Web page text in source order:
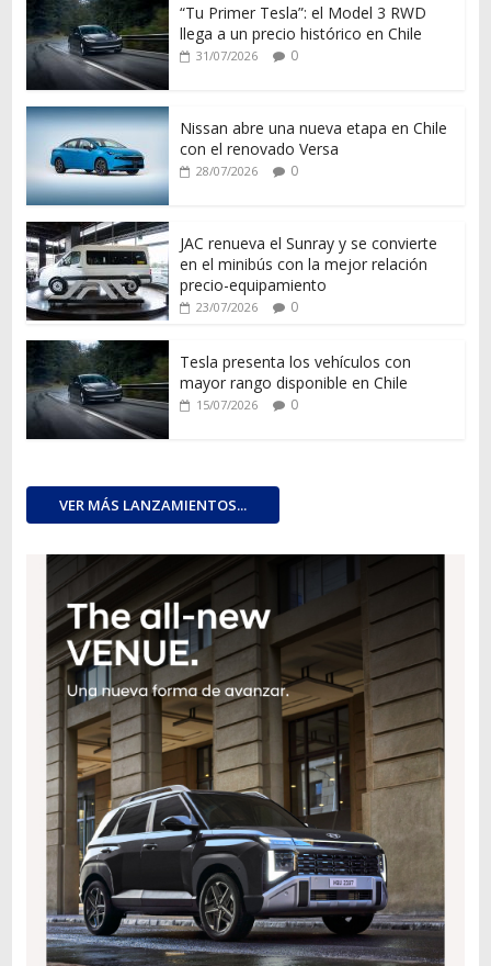
“Tu Primer Tesla”: el Model 3 RWD
llega a un precio histórico en Chile
31/07/2026 0
Nissan abre una nueva etapa en Chile
con el renovado Versa
28/07/2026 0
JAC renueva el Sunray y se convierte
en el minibús con la mejor relación
precio-equipamiento
23/07/2026 0
Tesla presenta los vehículos con
mayor rango disponible en Chile
15/07/2026 0
VER MÁS LANZAMIENTOS...